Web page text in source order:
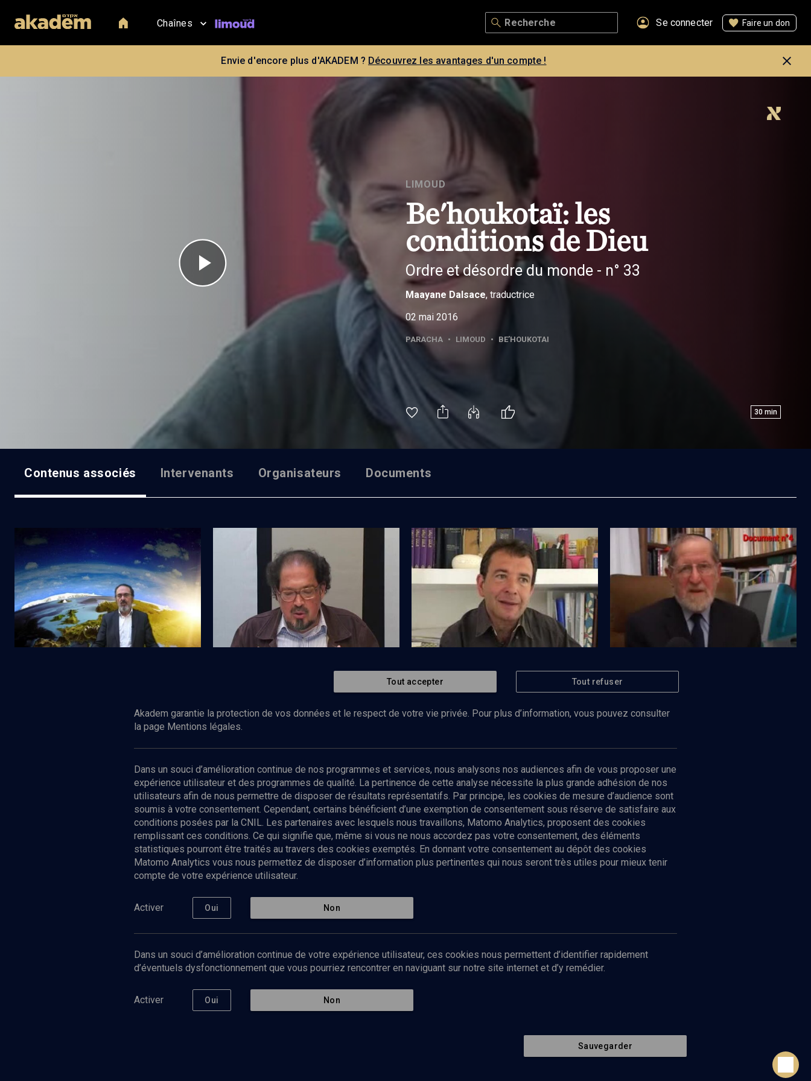
Chaînes Se connecter Faire un don
Envie d'encore plus d'AKADEM ? Découvrez les avantages d'un compte !
LIMOUD
Be'houkotaï: les
conditions de Dieu
Ordre et désordre du monde - n° 33
Maayane Dalsace, traductrice
02 mai 2016
PARACHA • LIMOUD • BE’HOUKOTAI
30 min
Contenus associés Intervenants Organisateurs Documents
Que dit le Midrach ? - n° 33
Regarder
Dépasser la logique binaire - n°
LIMOUD Regarder
Be'houkotaï
L'alliance entre Dieu et Israël - n° 33
LIMOUD
Be'houkotaï: droits de l'homme et de la
Abonnez-vous à notre newsletter
Envoyer
Nos Chaines
Culture
Limoud
Université
Podcast
Politique de protection des données
personnelles
Mentions légales
Contact
Retour en haut de page
Tout accepter Tout refuser
Akadem garantie la protection de vos données et le respect de votre vie privée. Pour plus d’information, vous pouvez consulter
la page Mentions légales.
Dans un souci d’amélioration continue de nos programmes et services, nous analysons nos audiences afin de vous proposer une
expérience utilisateur et des programmes de qualité. La pertinence de cette analyse nécessite la plus grande adhésion de nos
utilisateurs afin de nous permettre de disposer de résultats représentatifs. Par principe, les cookies de mesure d’audience sont
soumis à votre consentement. Cependant, certains bénéficient d’une exemption de consentement sous réserve de satisfaire aux
conditions posées par la CNIL. Les partenaires avec lesquels nous travaillons, Matomo Analytics, proposent des cookies
remplissant ces conditions. Ce qui signifie que, même si vous ne nous accordez pas votre consentement, des éléments
statistiques pourront être traités au travers des cookies exemptés. En donnant votre consentement au dépôt des cookies
Matomo Analytics vous nous permettez de disposer d’information plus pertinentes qui nous seront très utiles pour mieux tenir
compte de votre expérience utilisateur.
Activer Oui Non
Dans un souci d’amélioration continue de votre expérience utilisateur, ces cookies nous permettent d’identifier rapidement
d’éventuels dysfonctionnement que vous pourriez rencontrer en naviguant sur notre site internet et d’y remédier.
Activer Oui Non
Sauvegarder